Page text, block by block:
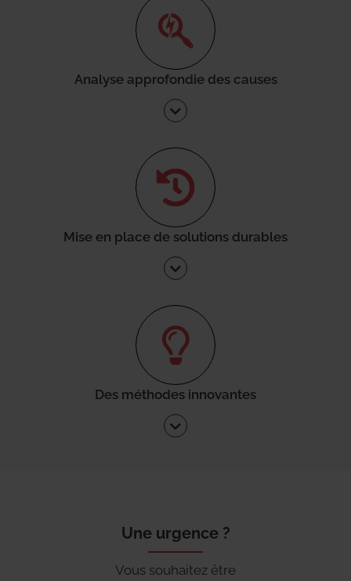
Analyse approfondie des causes
Mise en place de solutions durables
Des méthodes innovantes
Une urgence ?
Vous souhaitez être